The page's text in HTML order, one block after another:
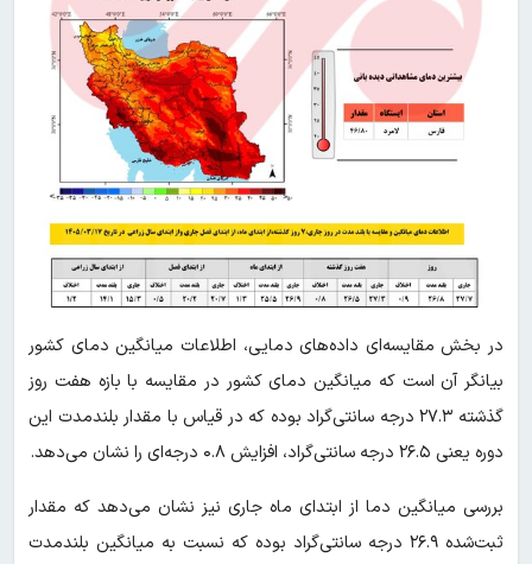
در بخش مقایسه‌ای داده‌های دمایی، اطلاعات میانگین دمای کشور
بیانگر آن است که میانگین دمای کشور در مقایسه با بازه هفت روز
گذشته ۲۷.۳ درجه سانتی‌گراد بوده که در قیاس با مقدار بلندمدت این
دوره یعنی ۲۶.۵ درجه سانتی‌گراد، افزایش ۰.۸ درجه‌ای را نشان می‌دهد.
بررسی میانگین دما از ابتدای ماه جاری نیز نشان می‌دهد که مقدار
ثبت‌شده ۲۶.۹ درجه سانتی‌گراد بوده که نسبت به میانگین بلندمدت